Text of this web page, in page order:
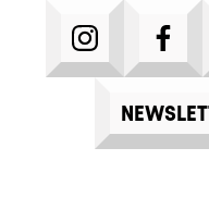
INSTAGRAM